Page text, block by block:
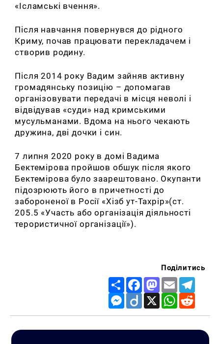
«Ісламські вчення».
Після навчання повернувся до рідного
Криму, почав працювати перекладачем і
створив родину.
Після 2014 року Вадим зайняв активну
громадянську позицію – допомагав
організовувати передачі в місця неволі і
відвідував «суди» над кримськими
мусульманами. Вдома на нього чекають
дружина, дві дочки і син.
7 липня 2020 року в домі Вадима
Бектемірова пройшов обшук після якого
Бектемірова було заарештовано. Окупанти
підозрюють його в причетності до
забороненої в Росії «Хізб ут-Тахрір»(ст.
205.5 «Участь або організація діяльності
терористичної організації»).
Поділитись
Share FacebookMastodon
Email
Messenger
Diigo X WhatsApp